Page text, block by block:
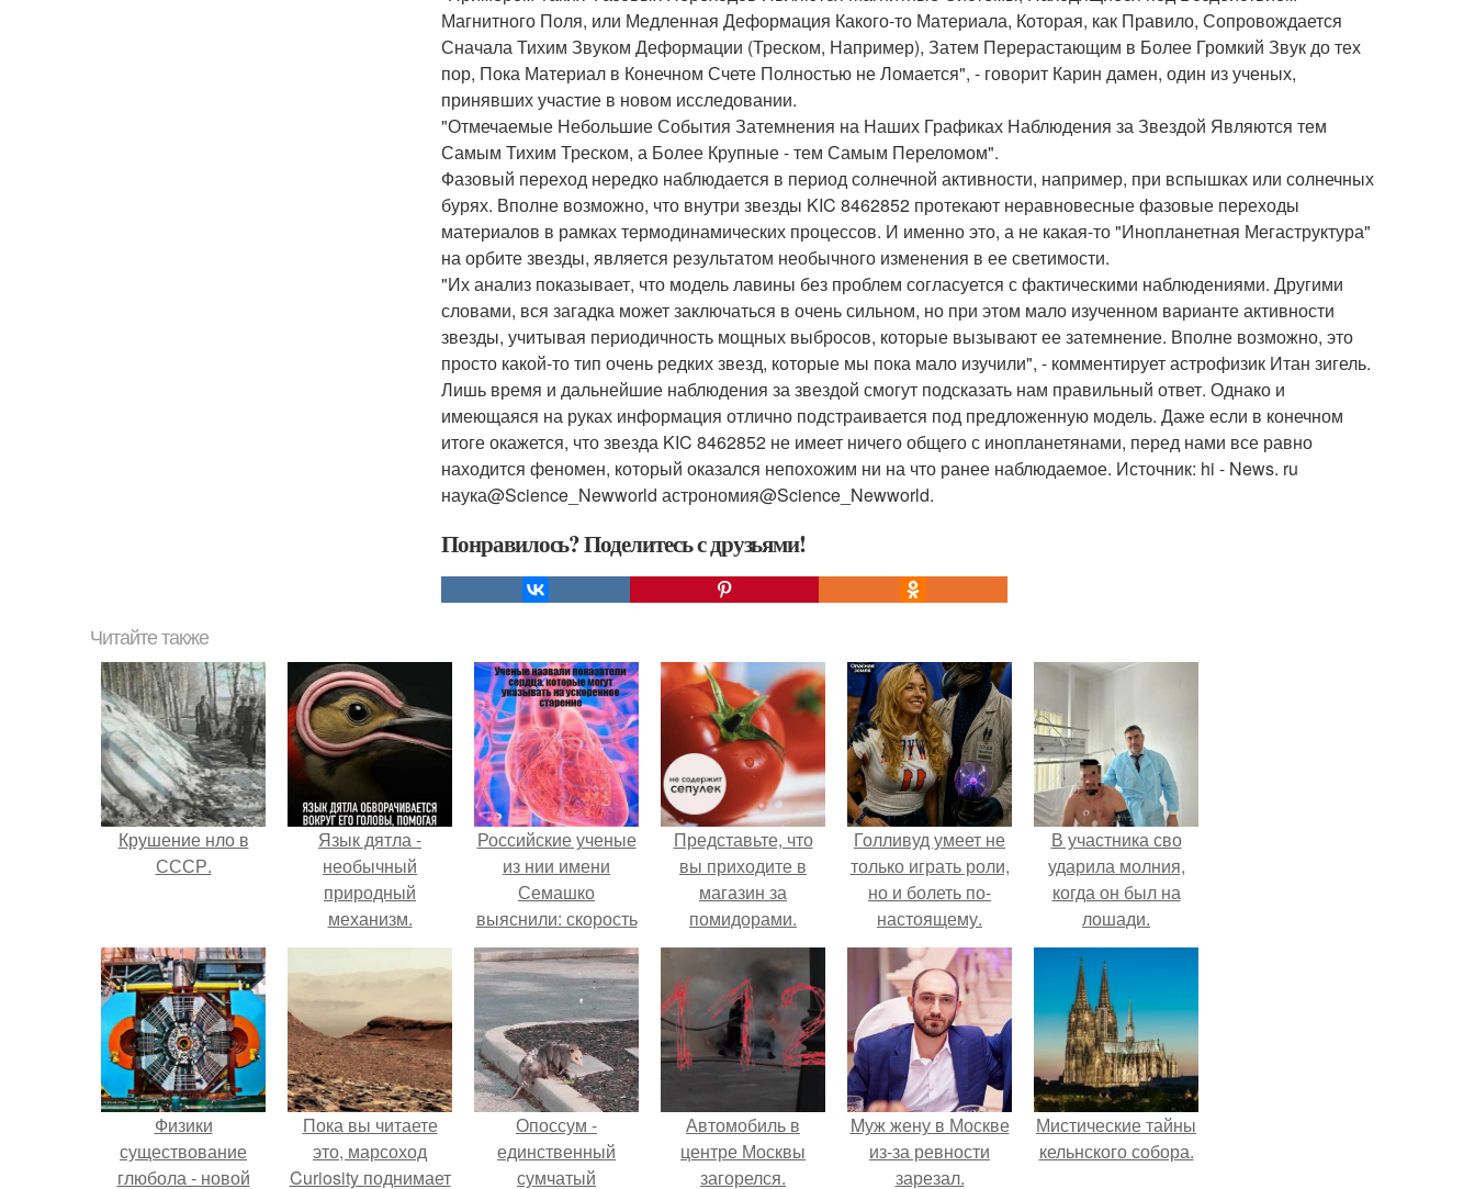
Магнитного Поля, или Медленная Деформация Какого-то Материала, Которая, как Правило, Сопровождается
Сначала Тихим Звуком Деформации (Треском, Например), Затем Перерастающим в Более Громкий Звук до тех
пор, Пока Материал в Конечном Счете Полностью не Ломается", - говорит Карин дамен, один из ученых,
принявших участие в новом исследовании.
"Отмечаемые Небольшие События Затемнения на Наших Графиках Наблюдения за Звездой Являются тем
Самым Тихим Треском, а Более Крупные - тем Самым Переломом".
Фазовый переход нередко наблюдается в период солнечной активности, например, при вспышках или солнечных
бурях. Вполне возможно, что внутри звезды KIC 8462852 протекают неравновесные фазовые переходы
материалов в рамках термодинамических процессов. И именно это, а не какая-то "Инопланетная Мегаструктура"
на орбите звезды, является результатом необычного изменения в ее светимости.
"Их анализ показывает, что модель лавины без проблем согласуется с фактическими наблюдениями. Другими
словами, вся загадка может заключаться в очень сильном, но при этом мало изученном варианте активности
звезды, учитывая периодичность мощных выбросов, которые вызывают ее затемнение. Вполне возможно, это
просто какой-то тип очень редких звезд, которые мы пока мало изучили", - комментирует астрофизик Итан зигель.
Лишь время и дальнейшие наблюдения за звездой смогут подсказать нам правильный ответ. Однако и
имеющаяся на руках информация отлично подстраивается под предложенную модель. Даже если в конечном
итоге окажется, что звезда KIC 8462852 не имеет ничего общего с инопланетянами, перед нами все равно
находится феномен, который оказался непохожим ни на что ранее наблюдаемое. Источник: hi - News. ru
наука@Science_Newworld астрономия@Science_Newworld.
Понравилось? Поделитесь с друзьями!
Читайте также
Крушение нло в
СССР.
Язык дятла -
необычный
природный
механизм.
Российские ученые
из нии имени
Семашко
выяснили: скорость
старения напрямую
зависит от
состояния сосудов
и работы сердца.
Представьте, что
вы приходите в
магазин за
помидорами.
Голливуд умеет не
только играть роли,
но и болеть по-
настоящему.
В участника сво
ударила молния,
когда он был на
лошади.
Физики
существование
глюбола - новой
Пока вы читаете
это, марсоход
Curiosity поднимает
Опоссум -
единственный
сумчатый
Автомобиль в
центре Москвы
загорелся.
Mуж жену в Москве
из-за ревности
зарезал.
Мистические тайны
кельнского собора.